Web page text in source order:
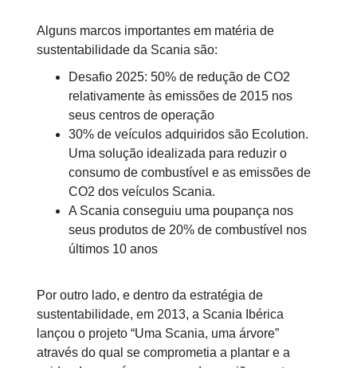
Alguns marcos importantes em matéria de
sustentabilidade da Scania são:
Desafio 2025: 50% de redução de CO2
relativamente às emissões de 2015 nos
seus centros de operação
30% de veículos adquiridos são Ecolution.
Uma solução idealizada para reduzir o
consumo de combustível e as emissões de
CO2 dos veículos Scania.
A Scania conseguiu uma poupança nos
seus produtos de 20% de combustível nos
últimos 10 anos
Por outro lado, e dentro da estratégia de
sustentabilidade, em 2013, a Scania Ibérica
lançou o projeto “Uma Scania, uma árvore”
através do qual se comprometia a plantar e a